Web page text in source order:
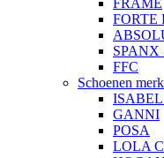
FRAME
FORTE
SPANX
FFC
Schoenen
GANNI
POSA
LOLA